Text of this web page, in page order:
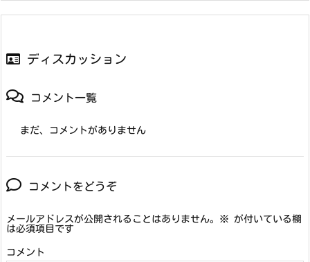
ディスカッション
コメント一覧
まだ、コメントがありません
コメントをどうぞ
メールアドレスが公開されることはありません。 ※ が付いている欄
は必須項目です
コメント